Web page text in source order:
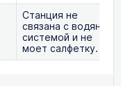
Станция не
связана с водяной
системой и не
моет салфетку.